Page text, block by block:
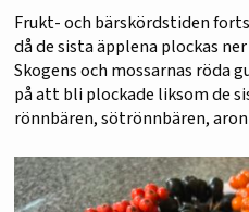
Frukt- och bärskördstiden fortsätter ännu en bit in i oktober
då de sista äpplena plockas
Skogens och mossarnas röda
på att bli plockade liksom de
rönnbären, sötrönnbären,